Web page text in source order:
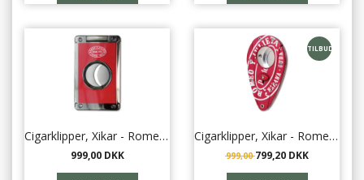
Cigarklipper, Xikar - Romeo Y Julieta
999,00 DKK
TILBUD
Cigarklipper, Xikar - Romeo Y Julieta
999,00799,20 DKK